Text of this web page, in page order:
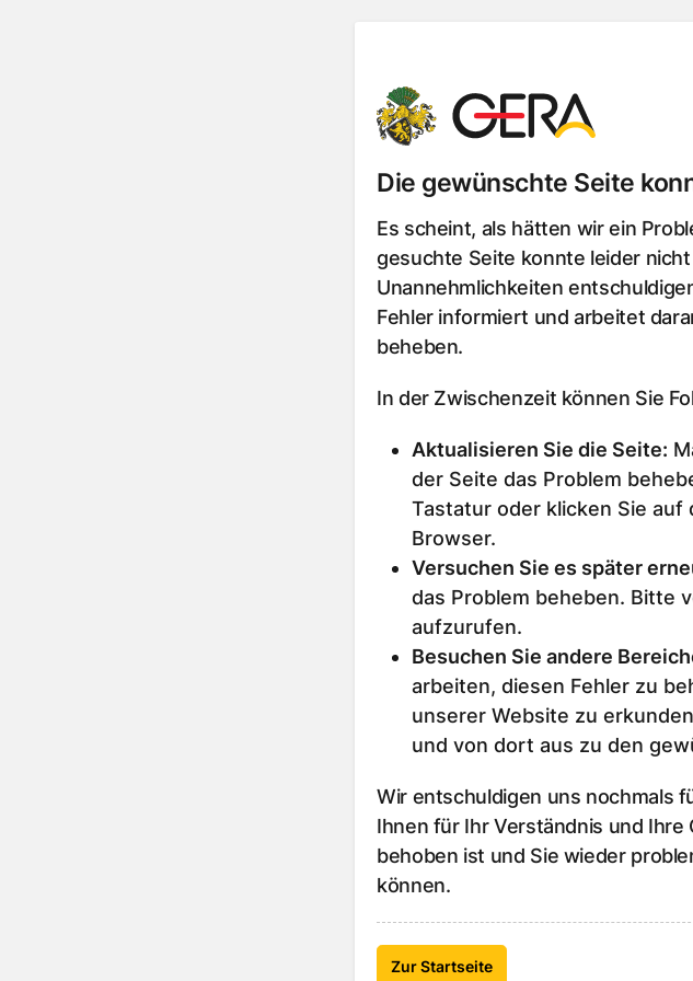
Die gewünschte Seite
Es scheint, als hätten wir ein
gesuchte Seite konnte leider
Unannehmlichkeiten
Fehler informiert und arbeitet
beheben.
In der Zwischenzeit können Sie
Aktualisieren Sie die Seite:
der Seite das Problem
Tastatur oder klicken Sie auf
Browser.
Versuchen Sie es später
das Problem beheben. Bitte
aufzurufen.
Besuchen Sie andere
arbeiten, diesen Fehler zu
unserer Website zu
und von dort aus zu den
Wir entschuldigen uns nochmals
Ihnen für Ihr Verständnis und Ihre
behoben ist und Sie wieder
können.
Zur Startseite